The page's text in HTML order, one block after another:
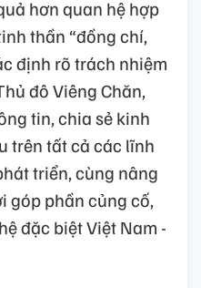
hơn quan hệ hợp
thần “đồng chí,
định rõ trách nhiệm
đô Viêng Chăn,
tin, chia sẻ kinh
trên tất cả các lĩnh
triển, cùng nâng
góp phần củng cố,
đặc biệt Việt Nam -